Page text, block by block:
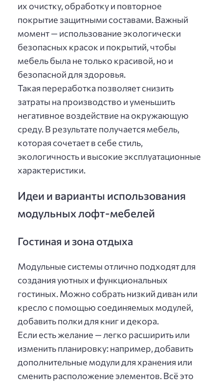
их очистку, обработку и повторное
покрытие защитными составами. Важный
момент — использование экологически
безопасных красок и покрытий, чтобы
мебель была не только красивой, но и
безопасной для здоровья.
Такая переработка позволяет снизить
затраты на производство и уменьшить
негативное воздействие на окружающую
среду. В результате получается мебель,
которая сочетает в себе стиль,
экологичность и высокие эксплуатационные
характеристики.
Идеи и варианты использования
модульных лофт-мебелей
Гостиная и зона отдыха
Модульные системы отлично подходят для
создания уютных и функциональных
гостиных. Можно собрать низкий диван или
кресло с помощью соединяемых модулей,
добавить полки для книг и декора.
Если есть желание — легко расширить или
изменить планировку: например, добавить
дополнительные модули для хранения или
сменить расположение элементов. Всё это